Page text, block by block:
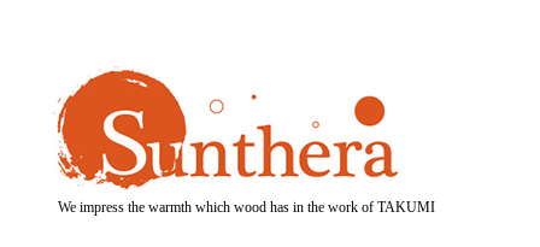
We impress the warmth which wood has in the work of TAKUMI